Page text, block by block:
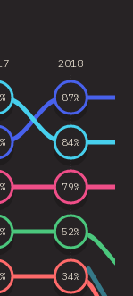
2018
%
87%
%
84%
% 79%
% 34%
% 52%